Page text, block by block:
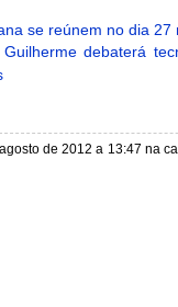
se reúnem no dia 27
debaterá
de 2012 a 13:47 na